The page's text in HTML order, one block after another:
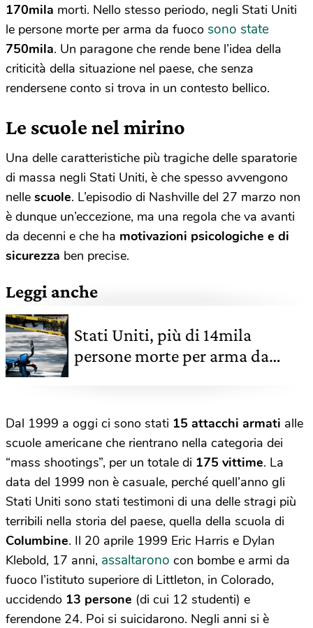
170mila morti. Nello stesso periodo, negli Stati Uniti
le persone morte per arma da fuoco sono state
750mila. Un paragone che rende bene l’idea della
criticità della situazione nel paese, che senza
rendersene conto si trova in un contesto bellico.
Le scuole nel mirino
Una delle caratteristiche più tragiche delle sparatorie
di massa negli Stati Uniti, è che spesso avvengono
nelle scuole. L’episodio di Nashville del 27 marzo non
è dunque un’eccezione, ma una regola che va avanti
da decenni e che ha motivazioni psicologiche e di
sicurezza ben precise.
Leggi anche
Stati Uniti, più di 14mila
persone morte per arma da
Dal 1999 a oggi ci sono stati 15 attacchi armati alle
scuole americane che rientrano nella categoria dei
“mass shootings”, per un totale di 175 vittime. La
data del 1999 non è casuale, perché quell’anno gli
Stati Uniti sono stati testimoni di una delle stragi più
terribili nella storia del paese, quella della scuola di
Columbine. Il 20 aprile 1999 Eric Harris e Dylan
Klebold, 17 anni, assaltarono con bombe e armi da
fuoco l’istituto superiore di Littleton, in Colorado,
uccidendo 13 persone (di cui 12 studenti) e
ferendone 24. Poi si suicidarono. Negli anni si è